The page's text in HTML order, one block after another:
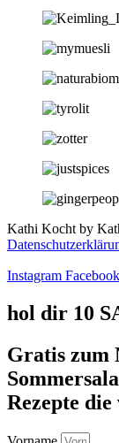
Kathi Kocht by
Instagram
hol dir 10
Gratis zum
Rezepte